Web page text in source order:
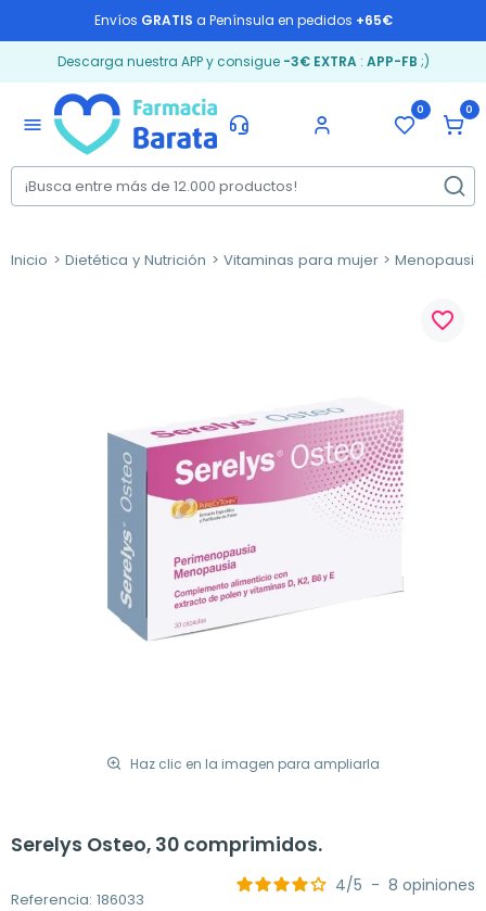
Envíos GRATIS a Península en pedidos +65€
Descarga nuestra APP y consigue -3€ EXTRA: APP-FB ;)
menu
0 0
Inicio Dietética y Nutrición Vitaminas para mujer Menopausia
Haz clic en la imagen para ampliarla
favorite_border
Serelys Osteo, 30 comprimidos.
Referencia: 186033
4/5 - 8 opiniones